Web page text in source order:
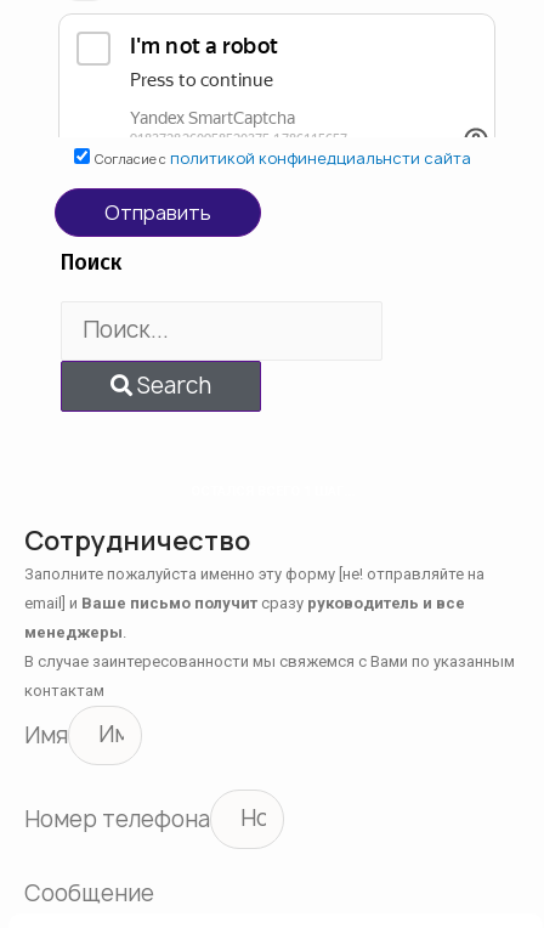
Согласие с политикой конфинедциальнсти сайта
Отправить
Поиск
Search
Сотрудничество
Заполните пожалуйста именно эту форму [не! отправляйте на
email] и Ваше письмо получит сразу руководитель и все
менеджеры
В случае заинтересованности мы свяжемся с Вами по указанным
контактам
Имя
Номер телефона
Сообщение